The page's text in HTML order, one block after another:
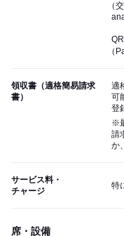
（
（
領収書（適格簡易請求
書）
適
可
登
※
請
か
サービス料・
チャージ
特
席・設備